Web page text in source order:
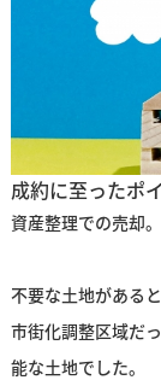
成約に至ったポ
資産整理での売却。
不要な土地がある
市街化調整区域だ
能な土地でした。